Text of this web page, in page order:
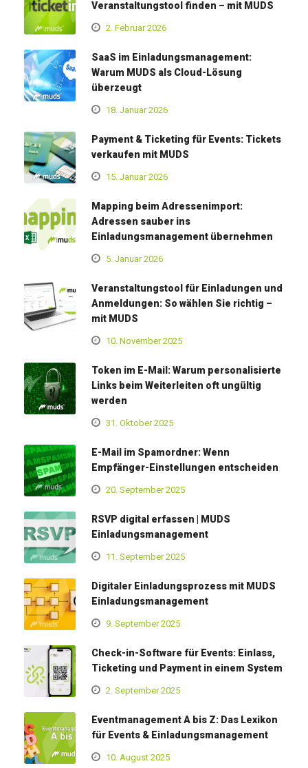
Veranstaltungstool finden – mit MUDS
2. Februar 2026
SaaS im Einladungsmanagement:
Warum MUDS als Cloud-Lösung
überzeugt
18. Januar 2026
Payment & Ticketing für Events: Tickets
verkaufen mit MUDS
15. Januar 2026
Mapping beim Adressenimport:
Adressen sauber ins
Einladungsmanagement übernehmen
5. Januar 2026
Veranstaltungstool für Einladungen und
Anmeldungen: So wählen Sie richtig –
mit MUDS
10. November 2025
Token im E-Mail: Warum personalisierte
Links beim Weiterleiten oft ungültig
werden
31. Oktober 2025
E-Mail im Spamordner: Wenn
Empfänger-Einstellungen entscheiden
20. September 2025
RSVP digital erfassen | MUDS
Einladungsmanagement
11. September 2025
Digitaler Einladungsprozess mit MUDS
Einladungsmanagement
9. September 2025
Check-in-Software für Events: Einlass,
Ticketing und Payment in einem System
2. September 2025
Eventmanagement A bis Z: Das Lexikon
für Events & Einladungsmanagement
10. August 2025